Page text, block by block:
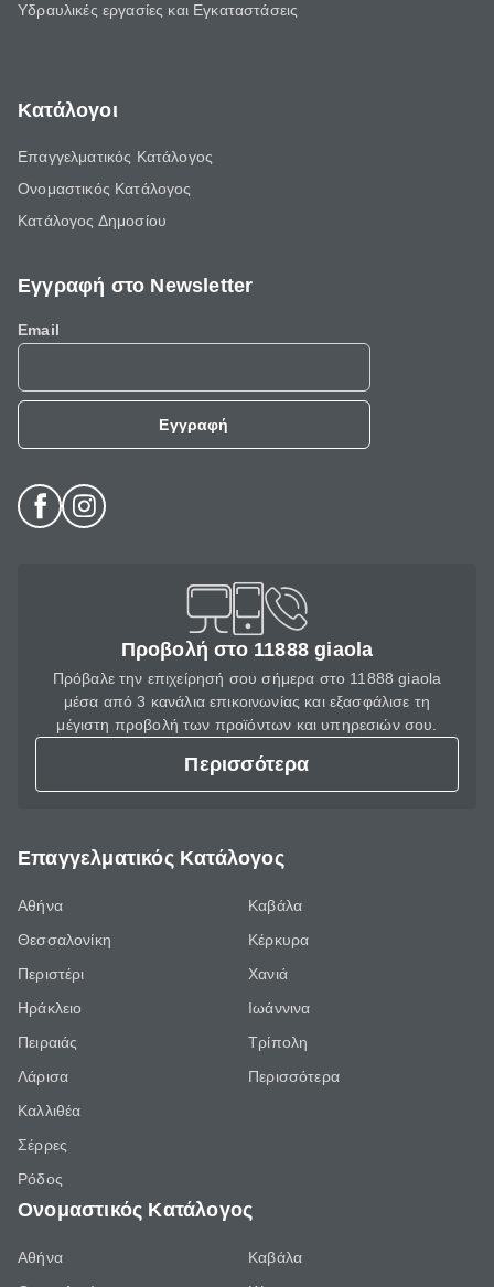
Υδραυλικές εργασίες και Εγκαταστάσεις
Κατάλογοι
Επαγγελματικός Κατάλογος
Ονομαστικός Κατάλογος
Κατάλογος Δημοσίου
Εγγραφή στο Newsletter
Email
Εγγραφή
Προβολή στο 11888 giaola
Πρόβαλε την επιχείρησή σου σήμερα στο 11888 giaola
μέσα από 3 κανάλια επικοινωνίας και εξασφάλισε τη
μέγιστη προβολή των προϊόντων και υπηρεσιών σου.
Περισσότερα
Επαγγελματικός Κατάλογος
Αθήνα
Θεσσαλονίκη
Περιστέρι
Ηράκλειο
Πειραιάς
Λάρισα
Καλλιθέα
Σέρρες
Ρόδος
Καβάλα
Κέρκυρα
Χανιά
Ιωάννινα
Τρίπολη
Περισσότερα
Ονομαστικός Κατάλογος
Αθήνα
Καβάλα